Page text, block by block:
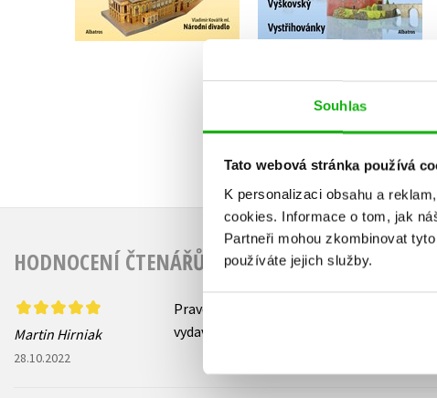
Souhlas
Tato webová stránka používá
K personalizaci obsahu a
cookies. Informace o tom, jak
Partneři mohou zkombinovat
používáte jejich služby.
Do košíku
349 Kč
279 Kč
Do košíku
HODNOCENÍ ČTENÁŘŮ
Martin Hirniak
28.10.2022
Prave dorazilo. Kvalita a gramas takmer
vydavat aj dalsie. Červena Lehota, Blatna